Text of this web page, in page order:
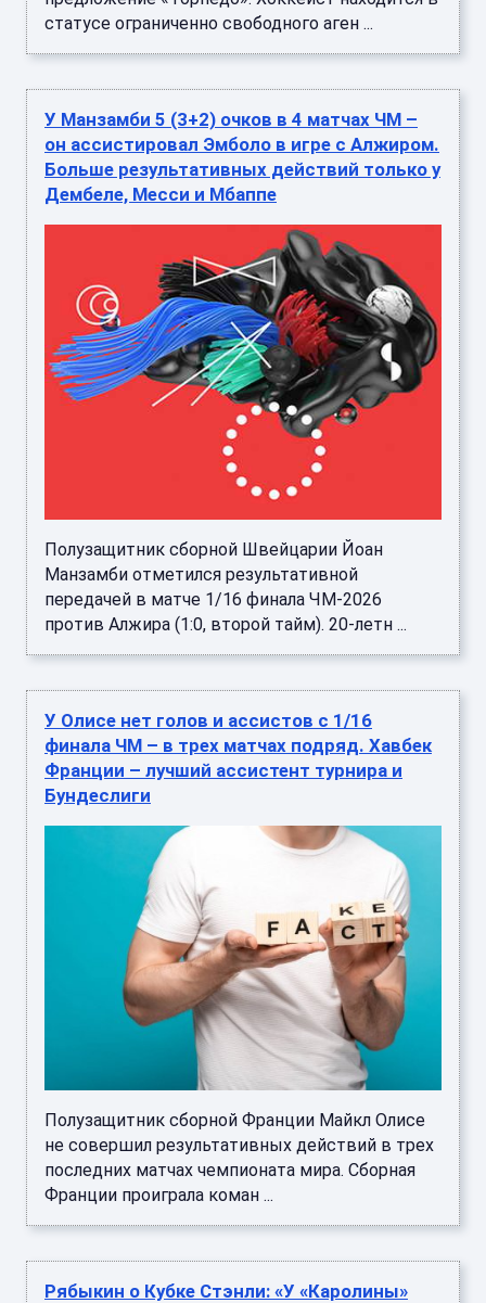
статусе ограниченно свободного аген ...
У Манзамби 5 (3+2) очков в 4 матчах ЧМ –
он ассистировал Эмболо в игре с Алжиром.
Больше результативных действий только у
Дембеле, Месси и Мбаппе
Полузащитник сборной Швейцарии Йоан
Манзамби отметился результативной
передачей в матче 1/16 финала ЧМ-2026
против Алжира (1:0, второй тайм). 20-летн ...
У Олисе нет голов и ассистов с 1/16
финала ЧМ – в трех матчах подряд. Хавбек
Франции – лучший ассистент турнира и
Бундеслиги
Полузащитник сборной Франции Майкл Олисе
не совершил результативных действий в трех
последних матчах чемпионата мира. Сборная
Франции проиграла коман ...
Рябыкин о Кубке Стэнли: «У «Каролины»